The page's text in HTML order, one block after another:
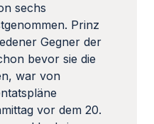
sechs
Prinz
Gegner der
bevor sie die
war von
vor dem 20.